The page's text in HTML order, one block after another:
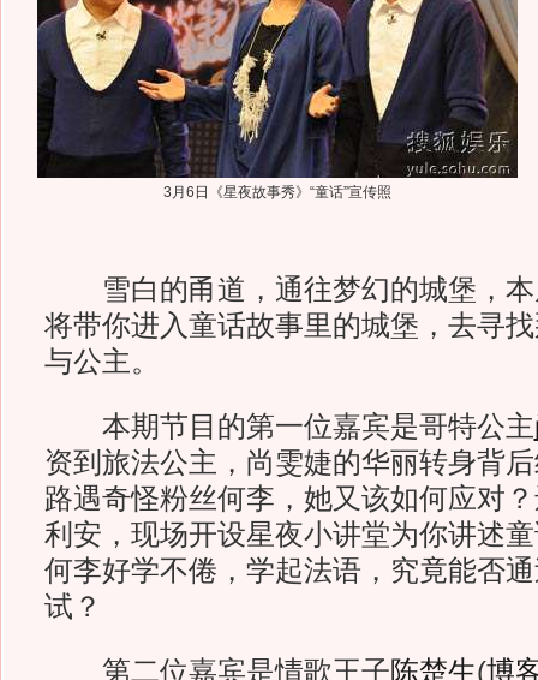
3月6日《星夜故事秀》“童话”宣传照
雪白的甬道，通往梦幻的城堡，本
将带你进入童话故事里的城堡，去寻
与公主。
本期节目的第一位嘉宾是哥特公主
资到旅法公主，尚雯婕的华丽转身背
路遇奇怪粉丝何李，她又该如何应对
利安，现场开设星夜小讲堂为你讲述
何李好学不倦，学起法语，究竟能否通
试？
第二位嘉宾是情歌王子陈楚生(博